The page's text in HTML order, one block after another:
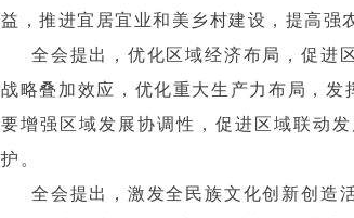
益，推进宜居宜业和美乡村建设，提高强
全会提出，优化区域经济布局，促进
战略叠加效应，优化重大生产力布局，发
要增强区域发展协调性，促进区域联动
护。
全会提出，激发全民族文化创新创造